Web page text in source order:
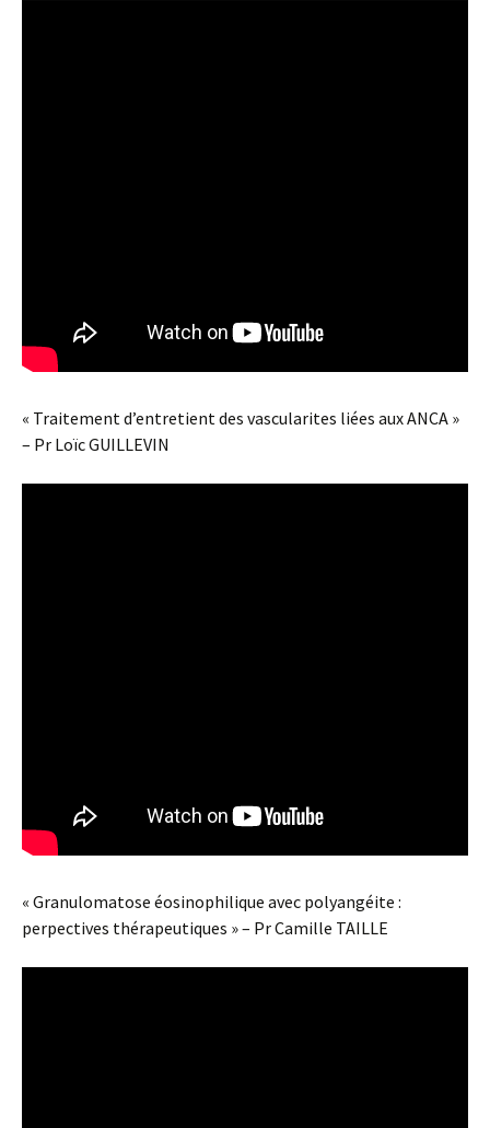
« Traitement d’entretient des vascularites liées aux ANCA »
– Pr Loïc GUILLEVIN
« Granulomatose éosinophilique avec polyangéite :
perpectives thérapeutiques » – Pr Camille TAILLE